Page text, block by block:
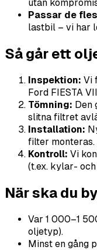
utan
Passar de
lastbil – vi har
Så går ett
Inspektion: Vi
Ford FIESTA
Tömning: Den
slitna filtret
Installation:
filter monteras.
Kontroll: Vi
(t.ex. kylar-
När ska du
Var 1 000–1
oljetyp).
Minst en gång